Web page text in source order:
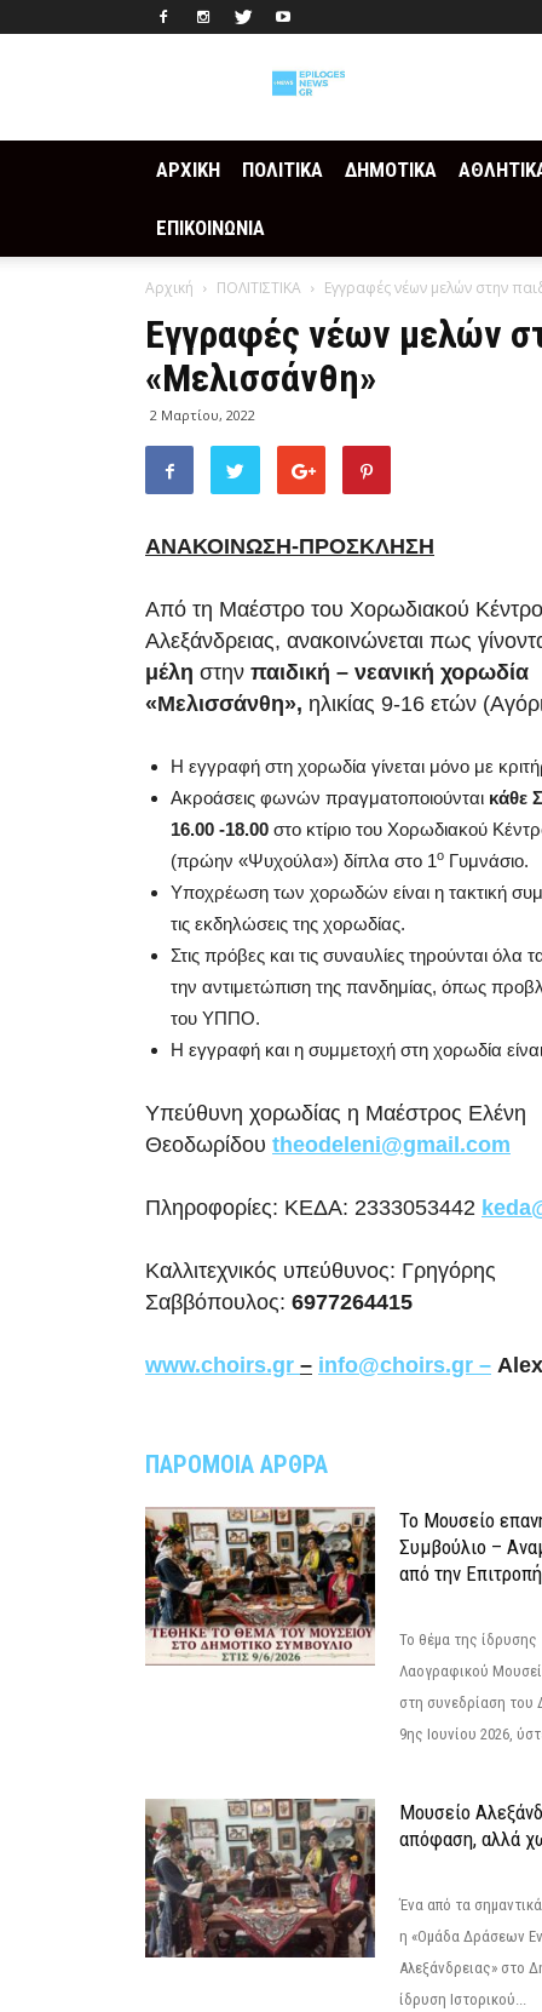
ΑΡΧΙΚΗ ΠΟΛΙΤΙΚΑ ΔΗΜΟΤΙΚΑ
ΕΠΙΚΟΙΝΩΝΙΑ
Αρχική ΠΟΛΙΤΙΣΤΙΚΑ Εγγραφές νέων μελών στην
Εγγραφές νέων μελών
«Μελισσάνθη»
2 Μαρτίου, 2022
ΑΝΑΚΟΙΝΩΣΗ-ΠΡΟΣΚΛΗΣΗ
Από τη Μαέστρο του Χορωδιακού
Αλεξάνδρειας, ανακοινώνεται πως
μέλη στην παιδική – νεανική χορωδία
«Μελισσάνθη», ηλικίας 9-16 ετών
Η εγγραφή στη χορωδία γίνεται μόνο με
Ακροάσεις φωνών πραγματοποιούνται κάθε
16.00 -18.00 στο κτίριο του Χορωδιακού
(πρώην «Ψυχούλα») δίπλα στο 1ο Γυμνάσιο.
Υποχρέωση των χορωδών είναι η τακτική
τις εκδηλώσεις της χορωδίας.
Στις πρόβες και τις συναυλίες τηρούνται όλα
την αντιμετώπιση της πανδημίας, όπως
του ΥΠΠΟ.
Η εγγραφή και η συμμετοχή στη χορωδία
Υπεύθυνη χορωδίας η Μαέστρος Ελένη
Θεοδωρίδου theodeleni@gmail .com
Πληροφορίες: ΚΕΔΑ: 2333053442 keda
Καλλιτεχνικός υπεύθυνος: Γρηγόρης
Σαββόπουλος: 6977264415
www.choirs.gr – info@choirs.gr –
ΠΑΡΟΜΟΙΑ ΑΡΘΡΑ
Το Μουσείο
Συμβούλιο –
από την Επιτροπή
Το θέμα της ίδρυσης
Λαογραφικού
στη συνεδρίαση του
9ης Ιουνίου 2026,
Μουσείο
απόφαση, αλλά
Ένα από τα
η «Ομάδα Δράσεων
Αλεξάνδρειας» στο
ίδρυση Ιστορικού...